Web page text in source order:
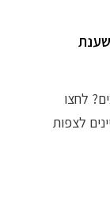
וכריות משענת
לחצו
לצפות